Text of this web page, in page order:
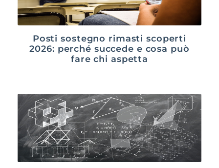
Posti sostegno rimasti scoperti
2026: perché succede e cosa può
fare chi aspetta